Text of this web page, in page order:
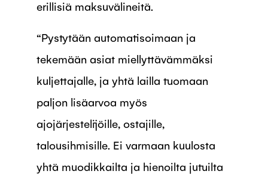
erillisiä maksuvälineitä.
“Pystytään automatisoimaan ja
tekemään asiat miellyttävämmäksi
kuljettajalle, ja yhtä lailla tuomaan
paljon lisäarvoa myös
ajojärjestelijöille, ostajille,
talousihmisille. Ei varmaan kuulosta
yhtä muodikkailta ja hienoilta jutuilta